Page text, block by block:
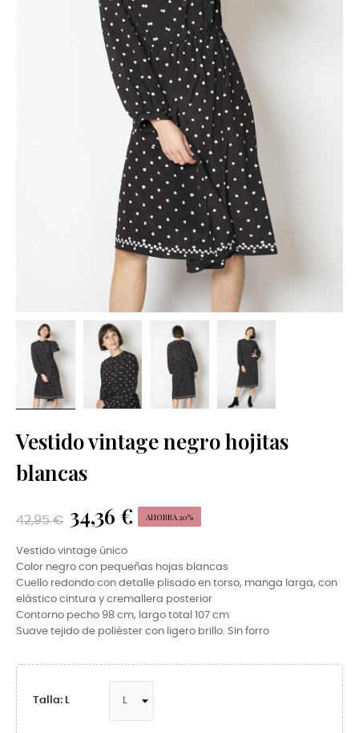
Vestido vintage negro hojitas
blancas
42,95 € 34,36 € AHORRA 20%
Vestido vintage único
Color negro con pequeñas hojas blancas
Cuello redondo con detalle plisado en torso, manga larga, con
elástico cintura y cremallera posterior
Contorno pecho 98 cm, largo total 107 cm
Suave tejido de poliéster con ligero brillo. Sin forro
Talla: L